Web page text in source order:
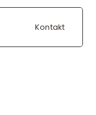
Kontakt